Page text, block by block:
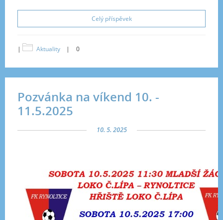
Celý příspěvek
| Aktuality | 0
Pozvánka na víkend 10. -
11.5.2025
10. 5. 2025